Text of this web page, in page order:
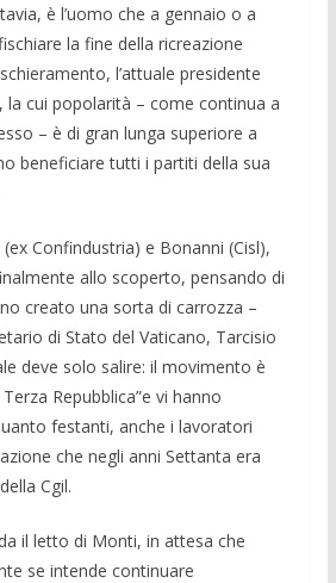
è l’uomo che a gennaio o a
la fine della ricreazione
l’attuale presi­dente
la cui popola­rità – come continua a
– è di gran lunga superiore a
beneficiare tutti i partiti della sua
Confindustria) e Bonanni (Cisl),
allo scoperto, pensando di
creato una sorta di car­rozza –
di Stato del Vaticano, Tarcisio
deve solo salire: il movimento è
Repubblica”e vi hanno
festan­ti, anche i lavoratori
che negli anni Settanta era
Cgil.
il letto di Monti, in attesa che
se in­tende continuare